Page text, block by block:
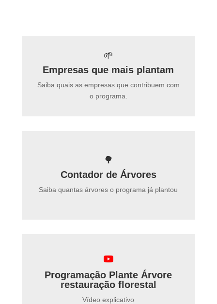
🌱
Empresas que mais plantam
Saiba quais as empresas que contribuem com
o programa.
🌳
Contador de Árvores
Saiba quantas árvores o programa já plantou
Programação Plante Árvore
restauração florestal
Vídeo explicativo